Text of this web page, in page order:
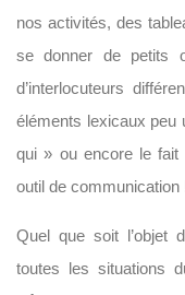
nos activités, des
se donner de petits
d’interlocuteurs
éléments lexicaux peu
qui » ou encore le fait
outil de communication
Quel que soit l’objet
toutes les situations